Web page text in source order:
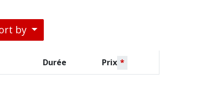
by
Durée Prix *